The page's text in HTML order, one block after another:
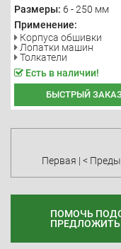
Размеры: 6 - 250 мм
Применение:
Корпуса обшивки
Лопатки машин
Толкатели
Есть в наличии!
БЫСТРЫЙ
Первая | <
ПОМОЧЬ